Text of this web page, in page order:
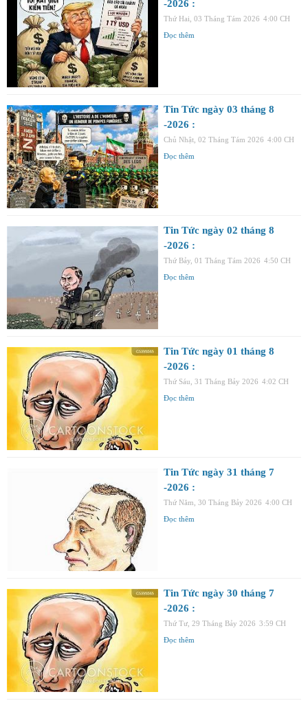
-2026 :
Thứ Hai, 03 Tháng Tám 2026 4:00 CH
Đọc thêm
Tin Tức ngày 03 tháng 8
-2026 :
Chủ Nhật, 02 Tháng Tám 2026 4:00 CH
Đọc thêm
Tin Tức ngày 02 tháng 8
-2026 :
Thứ Bảy, 01 Tháng Tám 2026 4:50 CH
Đọc thêm
Tin Tức ngày 01 tháng 8
-2026 :
Thứ Sáu, 31 Tháng Bảy 2026 4:02 CH
Đọc thêm
Tin Tức ngày 31 tháng 7
-2026 :
Thứ Năm, 30 Tháng Bảy 2026 4:00 CH
Đọc thêm
Tin Tức ngày 30 tháng 7
-2026 :
Thứ Tư, 29 Tháng Bảy 2026 3:59 CH
Đọc thêm